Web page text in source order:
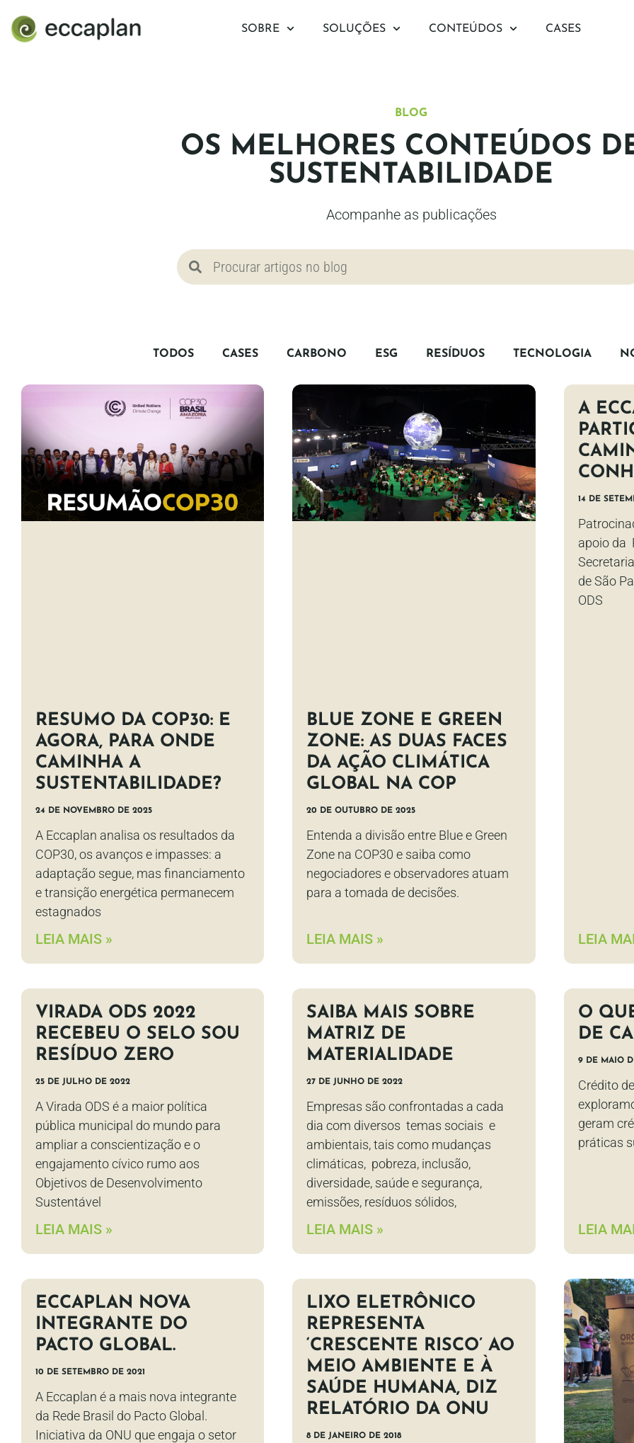
SOBRE SOLUÇÕES CONTEÚDOS CASES
BLOG
OS MELHORES CONTEÚDOS
SUSTENTABILIDADE
Acompanhe as publicações
TODOS CASES CARBONO ESG RESÍDUOS TECNOLOGIA
RESUMO DA COP30: E
AGORA, PARA ONDE
CAMINHA A
SUSTENTABILIDADE?
24 DE NOVEMBRO DE 2025
A Eccaplan analisa os resultados da
COP30, os avanços e impasses: a
adaptação segue, mas financiamento
e transição energética permanecem
estagnados
LEIA MAIS »
BLUE ZONE E GREEN
ZONE: AS DUAS FACES
DA AÇÃO CLIMÁTICA
GLOBAL NA COP
20 DE OUTUBRO DE 2025
Entenda a divisão entre Blue e Green
Zone na COP30 e saiba como
negociadores e observadores atuam
para a tomada de decisões.
LEIA MAIS »
A
14 DE
apoio da
de São
ODS
LEIA
VIRADA ODS 2022
RECEBEU O SELO SOU
RESÍDUO ZERO
25 DE JULHO DE 2022
A Virada ODS é a maior política
pública municipal do mundo para
ampliar a conscientização e o
engajamento cívico rumo aos
Objetivos de Desenvolvimento
Sustentável
LEIA MAIS »
SAIBA MAIS SOBRE
MATRIZ DE
MATERIALIDADE
27 DE JUNHO DE 2022
Empresas são confrontadas a cada
dia com diversos temas sociais e
ambientais, tais como mudanças
climáticas, pobreza, inclusão,
diversidade, saúde e segurança,
emissões, resíduos sólidos,
LEIA MAIS »
O
DE
9 DE MAIO
Crédito
geram
práticas
LEIA
ECCAPLAN NOVA
INTEGRANTE DO
PACTO GLOBAL.
10 DE SETEMBRO DE 2021
A Eccaplan é a mais nova integrante
da Rede Brasil do Pacto Global.
Iniciativa da ONU que engaja o setor
LIXO ELETRÔNICO
REPRESENTA
‘CRESCENTE RISCO’ AO
MEIO AMBIENTE E À
SAÚDE HUMANA, DIZ
RELATÓRIO DA ONU
8 DE JANEIRO DE 2018